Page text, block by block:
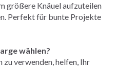
größere Knäuel aufzuteilen
Perfekt für bunte Projekte
wählen?
verwenden, helfen, Ihr